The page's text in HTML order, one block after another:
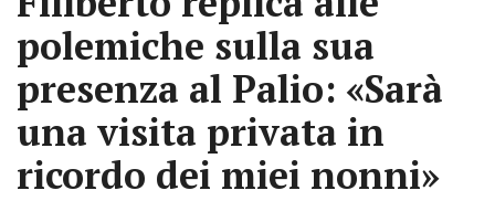
polemiche sulla sua
presenza al Palio: «Sarà
una visita privata in
ricordo dei miei nonni»